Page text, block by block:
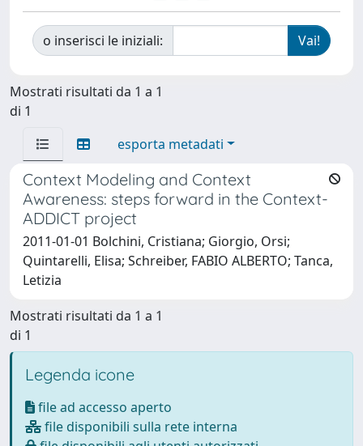
o inserisci le iniziali:
Mostrati risultati da 1 a 1
di 1
esporta metadati
Context Modeling and Context
Awareness: steps forward in the Context-
ADDICT project
2011-01-01 Bolchini, Cristiana; Giorgio, Orsi;
Quintarelli, Elisa; Schreiber, FABIO ALBERTO; Tanca,
Letizia
Mostrati risultati da 1 a 1
di 1
Legenda icone
file ad accesso aperto
file disponibili sulla rete interna